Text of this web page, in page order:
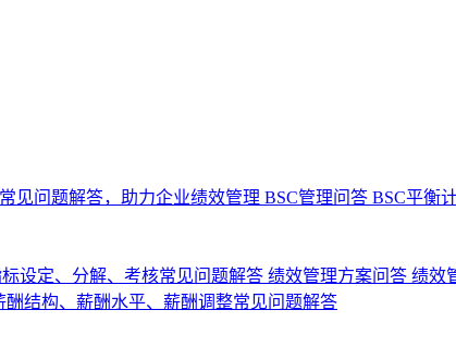
见问题解答，助力企业绩效管理 BSC管理问答 BSC平衡
设定、分解、考核常见问题解答 绩效管理方案问答 绩效
酬结构、薪酬水平、薪酬调整常见问题解答